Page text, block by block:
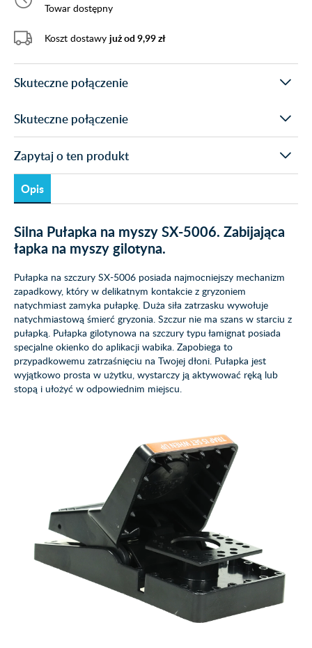
Towar dostępny
Koszt dostawy już od 9,99 zł
Skuteczne połączenie
Skuteczne połączenie
Zapytaj o ten produkt
Opis
Silna Pułapka na myszy SX-5006. Zabijająca
łapka na myszy gilotyna.
Pułapka na szczury SX-5006 posiada najmocniejszy mechanizm
zapadkowy, który w delikatnym kontakcie z gryzoniem
natychmiast zamyka pułapkę. Duża siła zatrzasku wywołuje
natychmiastową śmierć gryzonia. Szczur nie ma szans w starciu z
pułapką. Pułapka gilotynowa na szczury typu łamignat posiada
specjalne okienko do aplikacji wabika. Zapobiega to
przypadkowemu zatrzaśnięciu na Twojej dłoni. Pułapka jest
wyjątkowo prosta w użytku, wystarczy ją aktywować ręką lub
stopą i ułożyć w odpowiednim miejscu.